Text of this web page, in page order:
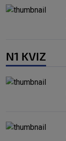
N1 KVIZ